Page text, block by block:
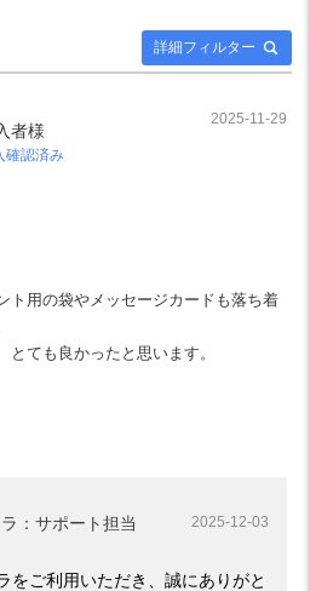
詳細フィルター
者様
確認済み
2025-11-29
ト用の袋やメッセージカードも落ち着
ても良かったと思います。
：サポート担当 2025-12-03
をご利用いただき、誠にありがと